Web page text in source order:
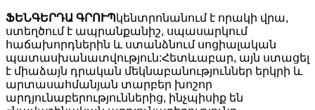
ՖԵՆԳԵՐԴԱ ԳՐՈՒՊկենտրոնանում է որակի վրա,
ստեղծում է ապրանքանիշ, սպասարկում
հաճախորդներին և ստանձնում սոցիալական
պատասխանատվություն:Հետևաբար, այն ստացել
է միաձայն դրական մեկնաբանություններ երկրի և
արտասահմանյան տարբեր խոշոր
արդյունաբերություններից, ինչպիսիք են